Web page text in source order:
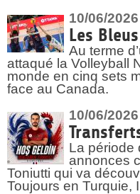
10/06/2026
Les
Au terme
attaqué la Volleyball
monde en cinq sets
face au Canada.
10/06/2026
La période
annonces
Toniutti qui va
Toujours en Turquie,